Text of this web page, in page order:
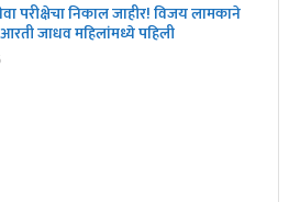
परीक्षेचा निकाल जाहीर! विजय लामकाने
आरती जाधव महिलांमध्ये पहिली